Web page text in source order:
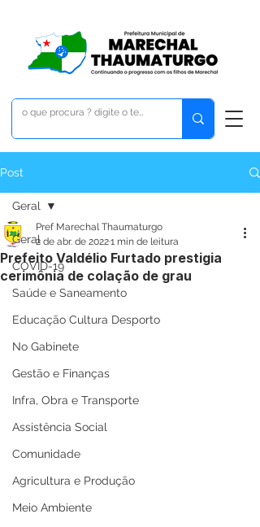
Post
Geral
COVID-19
Saúde e Saneamento
Educação Cultura Desporto
No Gabinete
Gestão e Finanças
Infra, Obra e Transporte
Assistência Social
Comunidade
Agricultura e Produção
Meio Ambiente
Geral
Prefeito Valdélio Furtado prestigia
cerimônia de colação de grau
Pref Marechal Thaumaturgo
2 de abr. de 20221 min de leitura